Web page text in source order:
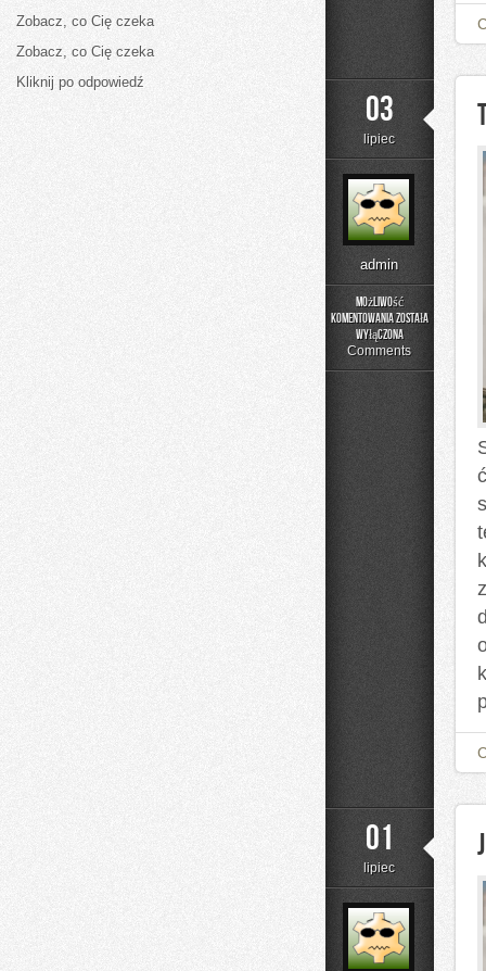
03
lipiec
admin
Możliwość
komentowania
Trening
domu
została
wyłączona
Comments
01
lipiec
Zobacz, co Cię czeka
Zobacz, co Cię czeka
Kliknij po odpowiedź